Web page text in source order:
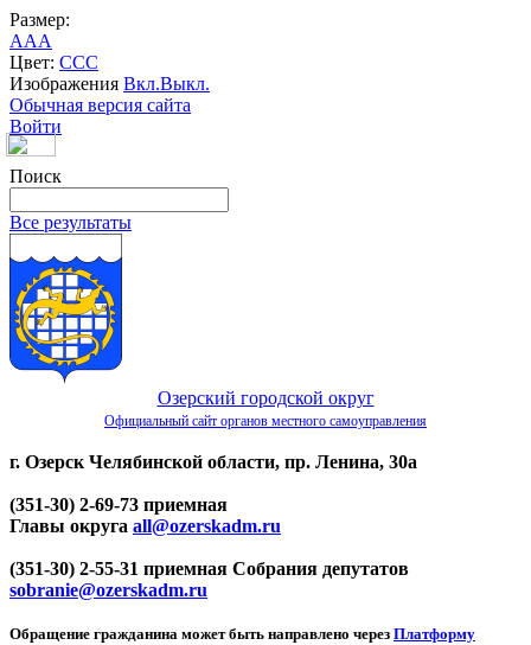
Размер:
AAA
Цвет: CCC
Изображения Вкл.Выкл.
Обычная версия сайта
Войти
Поиск
Все результаты
Озерский городской округ
Официальный сайт органов местного самоуправления
г. Озерск Челябинской области, пр. Ленина, 30а
(351-30) 2-69-73 приемная
Главы округа all@ozerskadm.ru
(351-30) 2-55-31 приемная Собрания депутатов
sobranie@ozerskadm.ru
Обращение гражданина может быть направлено через Платформу